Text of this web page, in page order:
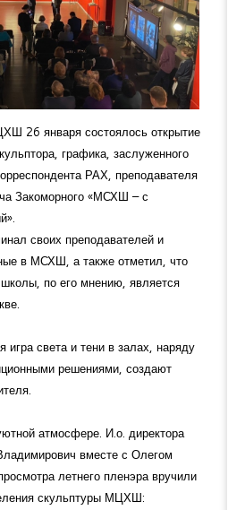
26 января состоялось открытие
графика, заслуженного
РАХ, преподавателя
Закоморного «МСХШ – с
своих преподавателей и
в МСХШ, а также отметил, что
по его мнению, является
игра света и тени в залах, наряду
решениями, создают
атмосфере. И.о. директора
вместе с Олегом
летнего пленэра вручили
скульптуры МЦХШ: